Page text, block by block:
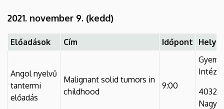
2021. november 9. (kedd)
Előadások Cím Időpont
Angol nyelvű
tantermi
előadás
Malignant solid tumors in
childhood
9:00
4032